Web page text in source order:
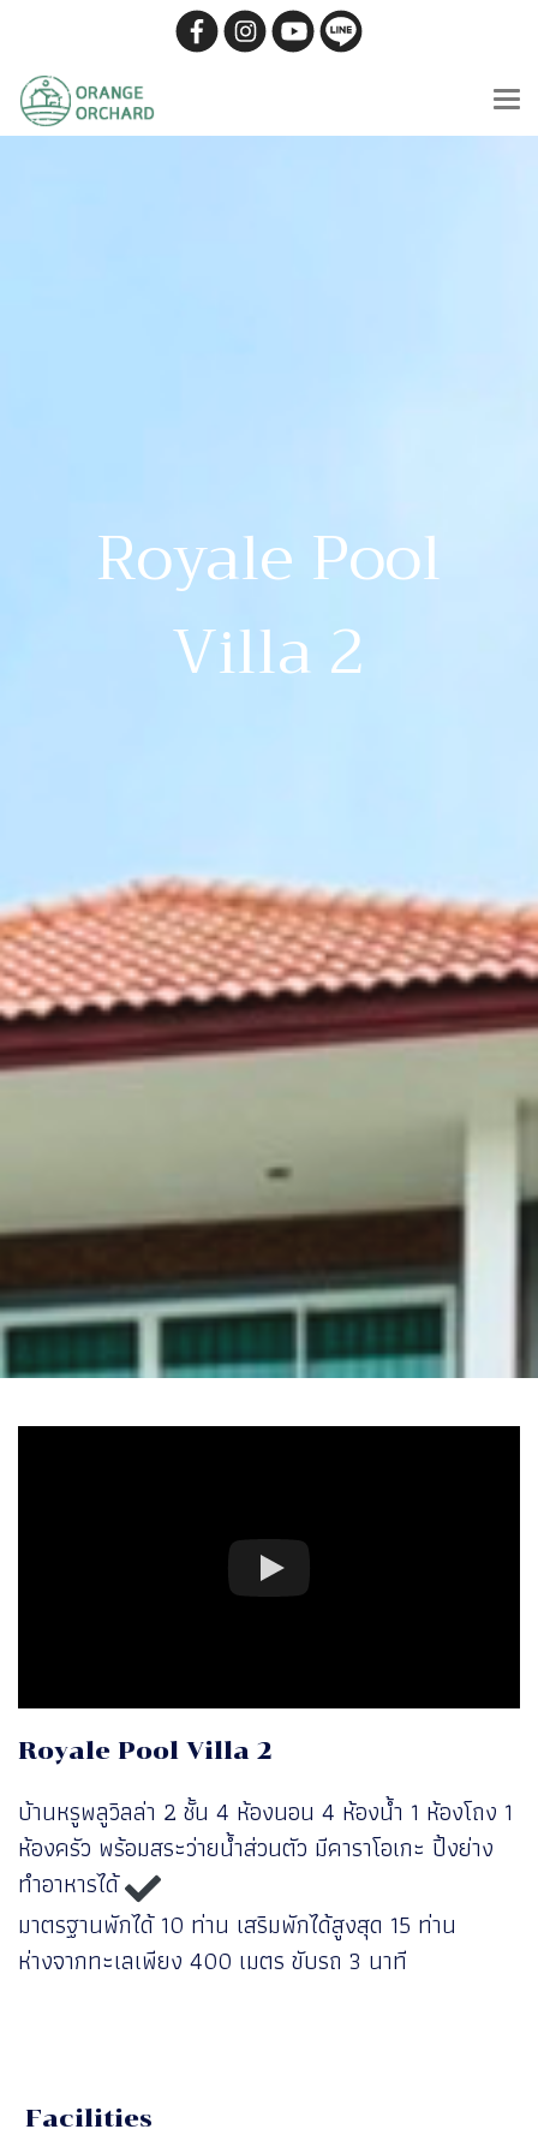
Royale Pool
Villa 2
Royale Pool Villa 2
บ้านหรูพลูวิลล่า 2 ชั้น 4 ห้องนอน 4 ห้องน้ำ 1 ห้องโถง 1
ห้องครัว พร้อมสระว่ายน้ำส่วนตัว มีคาราโอเกะ ปิ้งย่าง
ทำอาหารได้
มาตรฐานพักได้ 10 ท่าน เสริมพักได้สูงสุด 15 ท่าน
ห่างจากทะเลเพียง 400 เมตร ขับรถ 3 นาที
Facilities